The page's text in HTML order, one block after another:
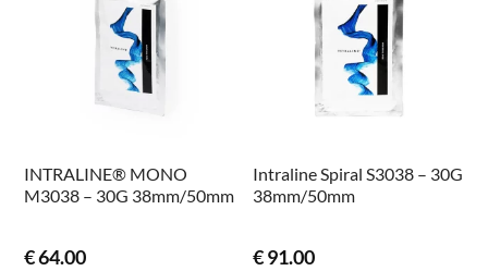
INTRALINE® MONO
M3038 – 30G 38mm/50mm
€64.00
Intraline Spiral S3038 – 30G
38mm/50mm
€91.00